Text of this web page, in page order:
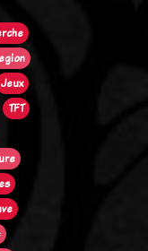
Jeux
TFT